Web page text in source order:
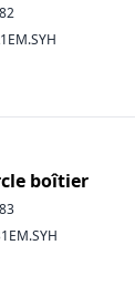
boîtier